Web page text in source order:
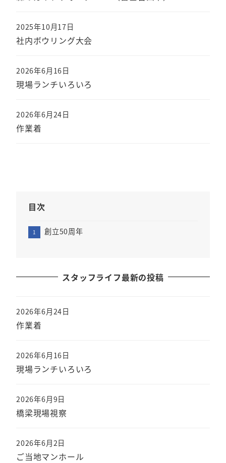
社内ボウリング大会
2025年10月17日
現場ランチいろいろ
2026年6月16日
作業着
2026年6月24日
目次
創立50周年
スタッフライフ最新の投稿
作業着
2026年6月24日
現場ランチいろいろ
2026年6月16日
橋梁現場視察
2026年6月9日
ご当地マンホール
2026年6月2日